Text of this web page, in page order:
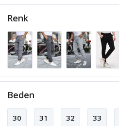
Renk
Beden
30 31 32 33